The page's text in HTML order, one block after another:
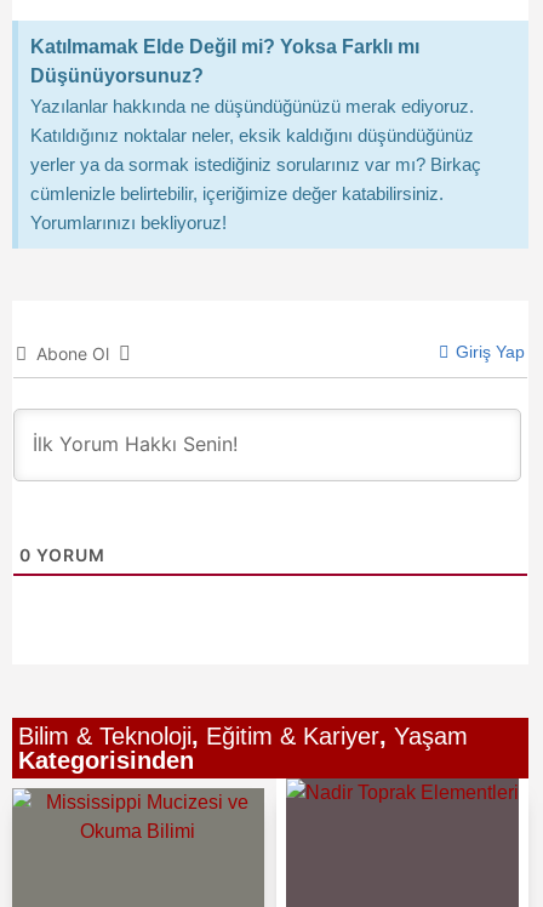
Katılmamak Elde Değil mi? Yoksa Farklı mı
Düşünüyorsunuz?
Yazılanlar hakkında ne düşündüğünüzü merak ediyoruz.
Katıldığınız noktalar neler, eksik kaldığını düşündüğünüz
yerler ya da sormak istediğiniz sorularınız var mı? Birkaç
cümlenizle belirtebilir, içeriğimize değer katabilirsiniz.
Yorumlarınızı bekliyoruz!
Abone Ol Giriş Yap
0 YORUM
Bilim & Teknoloji, Eğitim & Kariyer, Yaşam
Kategorisinden